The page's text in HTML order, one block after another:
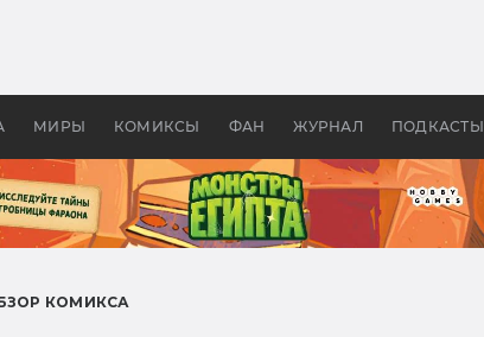
МИРЫ КОМИКСЫ ФАН ЖУРНАЛ ПОДКАСТЫ
колец»
Древней Грецией
КОМИКСА